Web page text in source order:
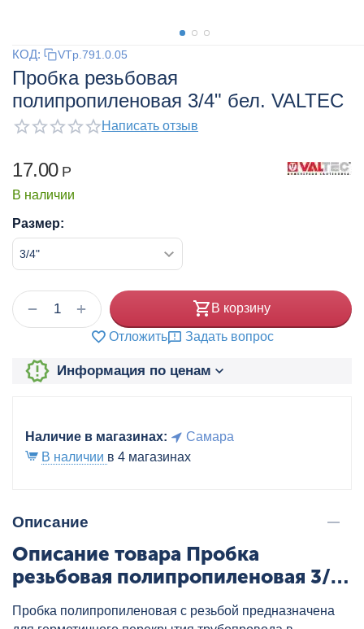
КОД: VTp.791.0.05
Пробка резьбовая
полипропиленовая 3/4" бел. VALTEC
Написать отзыв
17.00 Р
В наличии
Размер:
+
− В корзину
Отложить Задать вопрос
Информация по ценам
Наличие в магазинах:
Самара
В наличии в 4 магазинах
Описание
Описание товара Пробка
резьбовая полипропиленовая 3/4"
бел. VALTEC, артикул: VTp.791.0.05
Пробка полипропиленовая с резьбой предназначена